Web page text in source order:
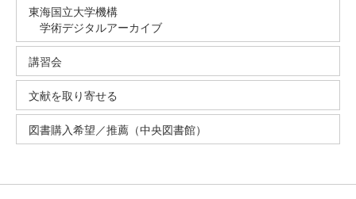
東海国立大学機構
学術デジタルアーカイブ
講習会
文献を取り寄せる
図書購入希望／推薦（中央図書館）